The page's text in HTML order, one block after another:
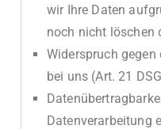
wir Ihre Daten
noch nicht löschen
Widerspruch gegen
bei uns (Art. 21
Datenverarbeitung